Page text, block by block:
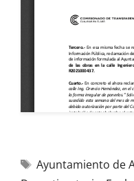
Ayuntamiento de